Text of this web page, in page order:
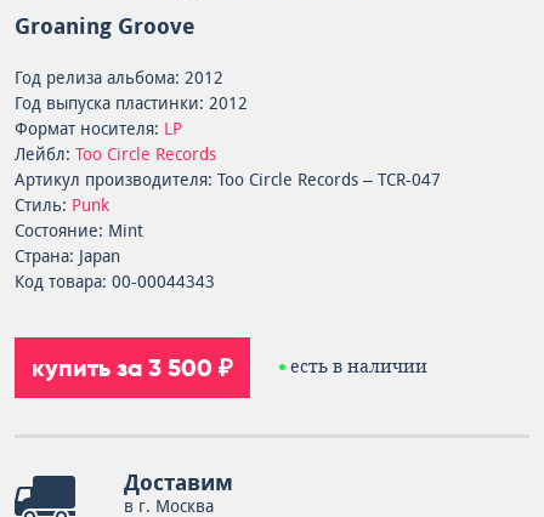
Groaning Groove
Год релиза альбома: 2012
Год выпуска пластинки: 2012
Формат носителя: LP
Лейбл: Too Circle Records
Артикул производителя: Too Circle Records – TCR-047
Стиль: Punk
Состояние: Mint
Страна: Japan
Код товара: 00-00044343
купить за 3 500 ₽ есть в наличии
Доставим
в г. Москва